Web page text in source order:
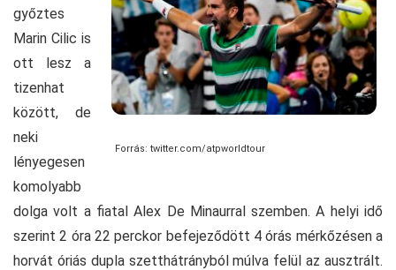
Forrás: twitter.com/atpworldtour
győztes
Marin Cilic is
ott lesz a
tizenhat
között, de
neki
lényegesen
komolyabb
dolga volt a fiatal Alex De Minaurral szemben. A helyi idő
szerint 2 óra 22 perckor befejeződött 4 órás mérkőzésen a
horvát óriás dupla szetthátrányból múlva felül az ausztrált.